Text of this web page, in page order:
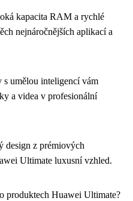
kapacita RAM a rychlé
nejnáročnějších aplikací a
s umělou inteligencí vám
a videa v profesionální
design z prémiových
Ultimate luxusní vzhled.
produktech Huawei Ultimate?